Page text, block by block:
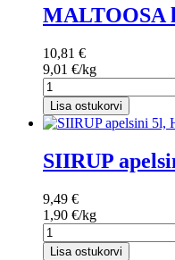
MALTOOSA
10,81 €
9,01 €/kg
Lisa ostukorvi
SIIRUP
9,49 €
1,90 €/kg
Lisa ostukorvi